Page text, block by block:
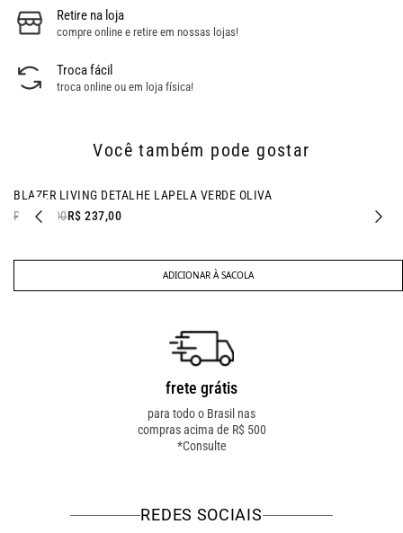
Retire na loja
compre online e retire em nossas lojas!
Troca fácil
troca online ou em loja física!
Você também pode gostar
- 60% OFF
BLAZER LIVING DETALHE LAPELA VERDE OLIVA
R$ 597,00R$ 237,00
ADICIONAR À SACOLA
frete grátis
para todo o Brasil nas
compras acima de R$ 500
*Consulte
REDES SOCIAIS